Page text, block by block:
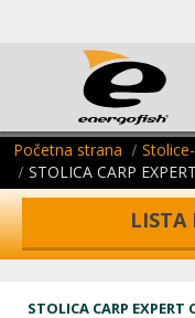
Početna strana
STOLICA CARP
LISTA
STOLICA CARP EXPERT